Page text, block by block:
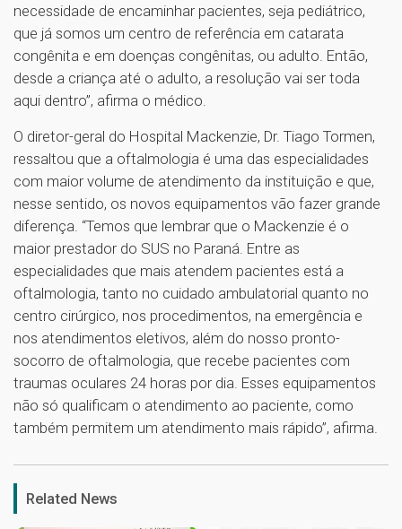
necessidade de encaminhar pacientes, seja pediátrico,
que já somos um centro de referência em catarata
congênita e em doenças congênitas, ou adulto. Então,
desde a criança até o adulto, a resolução vai ser toda
aqui dentro”, afirma o médico.
O diretor-geral do Hospital Mackenzie, Dr. Tiago Tormen,
ressaltou que a oftalmologia é uma das especialidades
com maior volume de atendimento da instituição e que,
nesse sentido, os novos equipamentos vão fazer grande
diferença. “Temos que lembrar que o Mackenzie é o
maior prestador do SUS no Paraná. Entre as
especialidades que mais atendem pacientes está a
oftalmologia, tanto no cuidado ambulatorial quanto no
centro cirúrgico, nos procedimentos, na emergência e
nos atendimentos eletivos, além do nosso pronto-
socorro de oftalmologia, que recebe pacientes com
traumas oculares 24 horas por dia. Esses equipamentos
não só qualificam o atendimento ao paciente, como
também permitem um atendimento mais rápido”, afirma.
1
Related News